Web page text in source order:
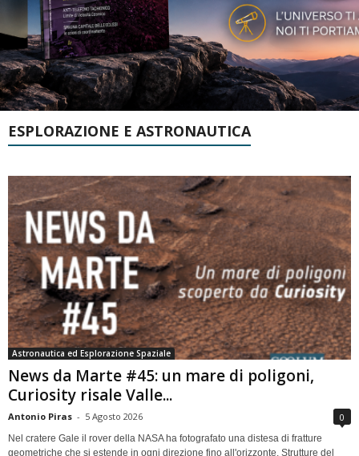
ESPLORAZIONE E ASTRONAUTICA
Astronautica ed Esplorazione Spaziale
News da Marte #45: un mare di poligoni,
Curiosity risale Valle...
Antonio Piras - 5 Agosto 2026 0
Nel cratere Gale il rover della NASA ha fotografato una distesa di fratture
geometriche che si estende in ogni direzione fino all'orizzonte. Strutture del